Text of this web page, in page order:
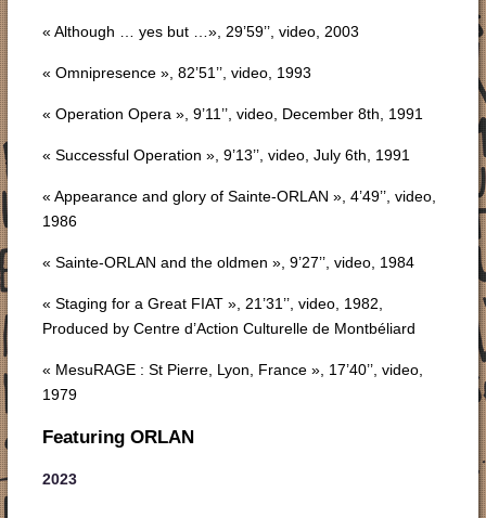
« Although … yes but …», 29’59’’, video, 2003
« Omnipresence », 82’51’’, video, 1993
« Operation Opera », 9’11’’, video, December 8th, 1991
« Successful Operation », 9’13’’, video, July 6th, 1991
« Appearance and glory of Sainte-ORLAN », 4’49’’, video,
1986
« Sainte-ORLAN and the oldmen », 9’27’’, video, 1984
« Staging for a Great FIAT », 21’31’’, video, 1982,
Produced by Centre d’Action Culturelle de Montbéliard
« MesuRAGE : St Pierre, Lyon, France », 17’40’’, video,
1979
Featuring ORLAN
2023